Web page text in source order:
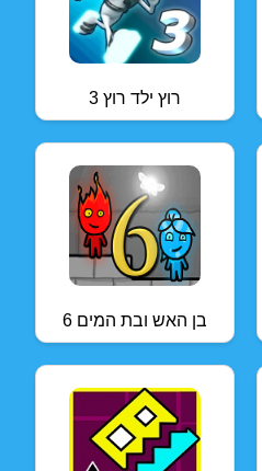
רוץ ילד רוץ 3
בן האש ובת המים 6